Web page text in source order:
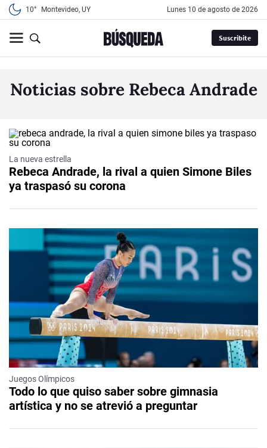
10° Montevideo, UY lunes 10 de agosto de 2026
Suscribite
Noticias sobre Rebeca Andrade
La nueva estrella
Rebeca Andrade, la rival a quien Simone Biles
ya traspasó su corona
Juegos Olímpicos
Todo lo que quiso saber sobre gimnasia
artística y no se atrevió a preguntar